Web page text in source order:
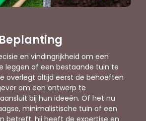
en vindingrijkheid om een
leggen of een bestaande tuin te
overlegt altijd eerst de behoeften
om een ontwerp te
bij hun ideeën. Of het nu
minimalistische tuin of een
betreft, hij heeft de expertise en